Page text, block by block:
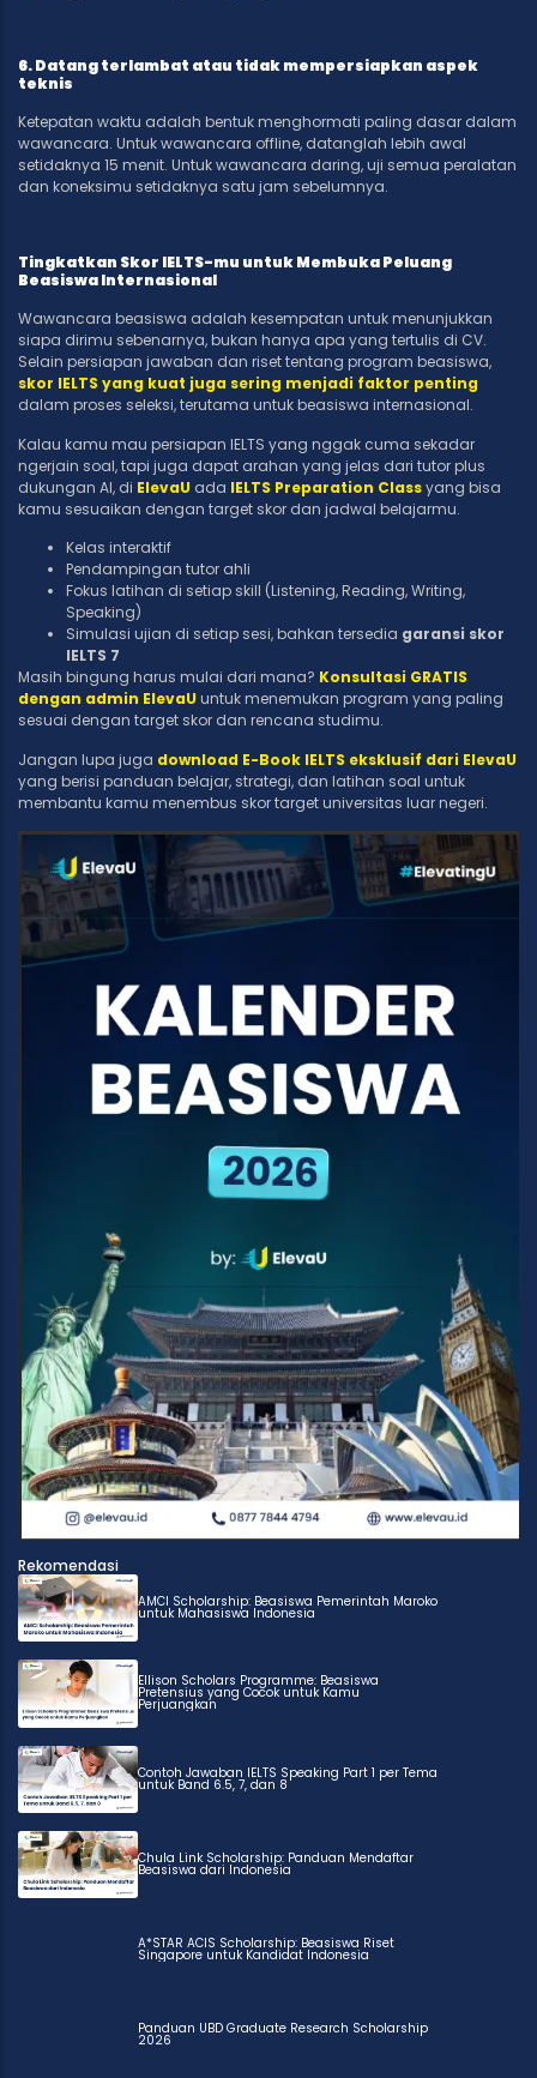
6. Datang terlambat atau tidak mempersiapkan aspek
teknis
Ketepatan waktu adalah bentuk menghormati paling dasar dalam
wawancara. Untuk wawancara offline, datanglah lebih awal
setidaknya 15 menit. Untuk wawancara daring, uji semua peralatan
dan koneksimu setidaknya satu jam sebelumnya.
Tingkatkan Skor IELTS-mu untuk Membuka Peluang
Beasiswa Internasional
Wawancara beasiswa adalah kesempatan untuk menunjukkan
siapa dirimu sebenarnya, bukan hanya apa yang tertulis di CV.
Selain persiapan jawaban dan riset tentang program beasiswa,
skor IELTS yang kuat juga sering menjadi faktor penting
dalam proses seleksi, terutama untuk beasiswa internasional.
Kalau kamu mau persiapan IELTS yang nggak cuma sekadar
ngerjain soal, tapi juga dapat arahan yang jelas dari tutor plus
dukungan AI, di ElevaU ada IELTS Preparation Classyang bisa
kamu sesuaikan dengan target skor dan jadwal belajarmu.
Kelas interaktif
Pendampingan tutor ahli
Fokus latihan di setiap skill (Listening, Reading, Writing,
Speaking)
Simulasi ujian di setiap sesi, bahkan tersedia garansi skor
IELTS 7
Masih bingung harus mulai dari mana? Konsultasi GRATIS
dengan admin ElevaU untuk menemukan program yang paling
sesuai dengan target skor dan rencana studimu.
Jangan lupa juga download E-Book IELTS eksklusif dari ElevaU
yang berisi panduan belajar, strategi, dan latihan soal untuk
membantu kamu menembus skor target universitas luar negeri.
Rekomendasi
AMCI Scholarship: Beasiswa Pemerintah Maroko
untuk Mahasiswa Indonesia
Ellison Scholars Programme: Beasiswa
Pretensius yang Cocok untuk Kamu
Perjuangkan
Contoh Jawaban IELTS Speaking Part 1 per Tema
untuk Band 6.5, 7, dan 8
Chula Link Scholarship: Panduan Mendaftar
Beasiswa dari Indonesia
A*STAR ACIS Scholarship: Beasiswa Riset
Singapore untuk Kandidat Indonesia
Panduan UBD Graduate Research Scholarship
2026